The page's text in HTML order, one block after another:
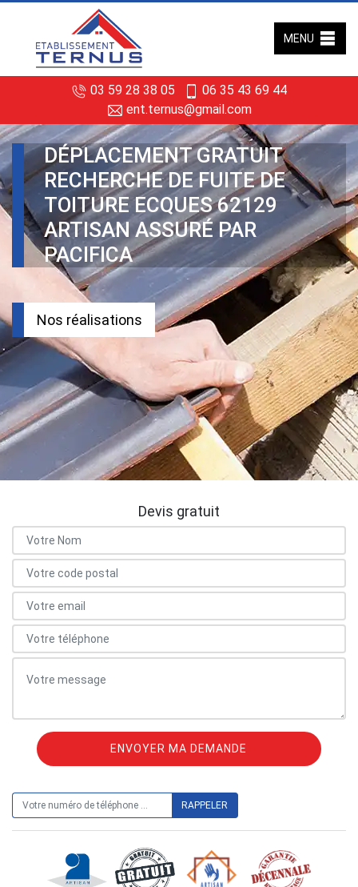
03 59 28 38 05
06 35 43 69 44
ent.ternus@gmail.com
MENU
DÉPLACEMENT GRATUIT
RECHERCHE DE FUITE DE
TOITURE ECQUES 62129
ARTISAN ASSURÉ PAR
PACIFICA
Nos réalisations
Devis gratuit